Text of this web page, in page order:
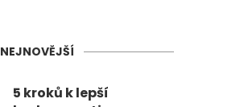
NEJNOVĚJŠÍ
5 kroků k lepší